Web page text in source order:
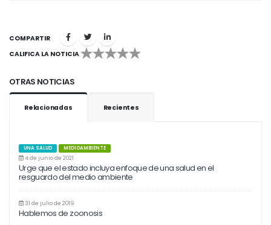
COMPARTIR
CALIFICA LA NOTICIA
1 2 3 4 5
OTRAS NOTICIAS
Relacionadas Recientes
UNA SALUD MEDIOAMBIENTE
4 de junio de 2021
Urge que el estado incluya enfoque de una salud en el
resguardo del medio ambiente
31 de julio de 2019
Hablemos de zoonosis